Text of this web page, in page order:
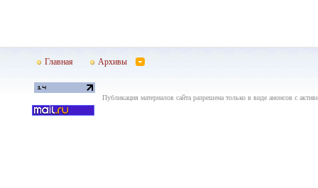
Главная Архивы
Публикация материалов сайта разрешена только в виде анонсов с